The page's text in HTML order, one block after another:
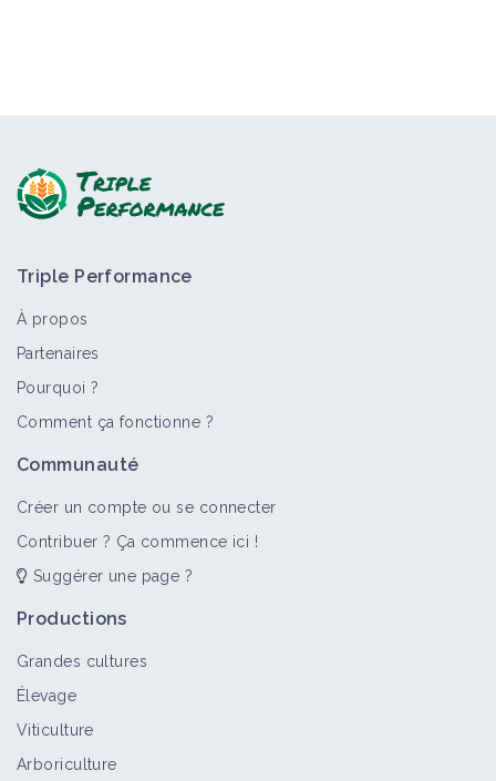
Triple Performance
À propos
Partenaires
Pourquoi ?
Comment ça fonctionne ?
Communauté
Créer un compte ou se connecter
Contribuer ? Ça commence ici !
Suggérer une page ?
Productions
Grandes cultures
Élevage
Viticulture
Arboriculture